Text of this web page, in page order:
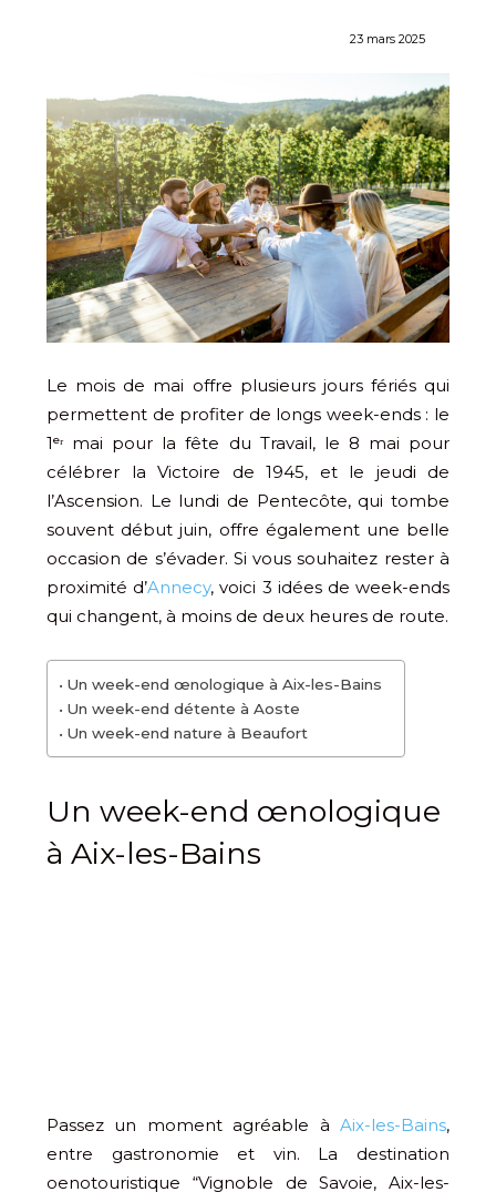
23 mars 2025
Le mois de mai offre plusieurs jours fériés qui
permettent de profiter de longs week-ends : le
1ᵉʳ mai pour la fête du Travail, le 8 mai pour
célébrer la Victoire de 1945, et le jeudi de
l’Ascension. Le lundi de Pentecôte, qui tombe
souvent début juin, offre également une belle
occasion de s’évader. Si vous souhaitez rester à
proximité d’Annecy, voici 3 idées de week-ends
qui changent, à moins de deux heures de route.
Un week-end œnologique à Aix-les-Bains
Un week-end détente à Aoste
Un week-end nature à Beaufort
Un week-end œnologique
à Aix-les-Bains
Passez un moment agréable à Aix-les-Bains,
entre gastronomie et vin. La destination
oenotouristique “Vignoble de Savoie, Aix-les-